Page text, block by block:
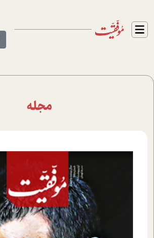
مجله